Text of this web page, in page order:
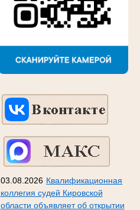
03.08.2026 Квалификационная
коллегия судей Кировской
области объявляет об открытии